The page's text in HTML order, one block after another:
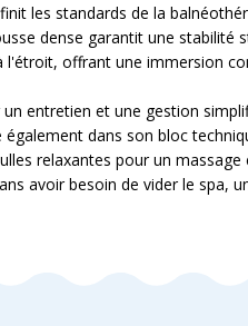
les standards de la
dense garantit une stabilité
l'étroit, offrant une immersion
entretien et une gestion
également dans son bloc
relaxantes pour un
avoir besoin de vider le spa,